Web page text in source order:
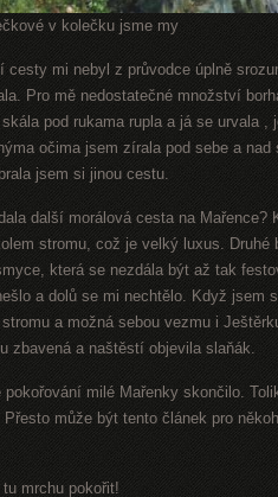
v kolečku jsme my
cesty mi nebyl z průvodce úplně
Pro mě nedostatečné množství
pod rukama rupla a já se urvala
očima jsem zírala pod sebe a
jsem si jinou cestu.
další morálová cesta na
stromu, což je velký luxus.
která se nezdála být až tak
a dolů se mi nechtělo. Když
a možná sebou vezmu i
zbavená a naštěstí objevila slaňák.
pokořování milé Mařenky skončilo.
Přesto může být tento článek pro
mrchu pokořit!